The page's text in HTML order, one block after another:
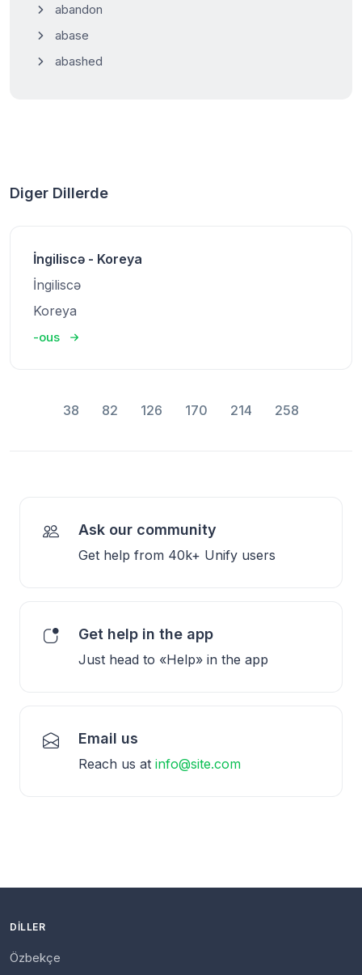
abandon
abase
abashed
Diger Dillerde
İngiliscə - Koreya
İngiliscə
Koreya
-ous
38 82 126 170 214 258
Ask our community
Get help from 40k+ Unify users
Get help in the app
Just head to «Help» in the app
Email us
Reach us at info@site.com
DILLER
Özbekçe